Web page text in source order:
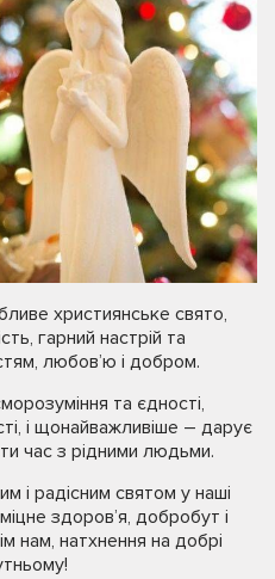
християнське свято,
гарний настрій та
любов’ю і добром.
та єдності,
і щонайважливіше – дарує
час з рідними людьми.
і радісним святом у наші
здоров’я, добробут і
нам, натхнення на добрі